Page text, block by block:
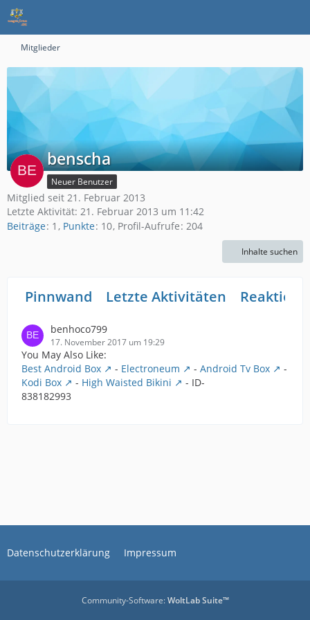
Mitglieder
benscha
Neuer Benutzer
Mitglied seit 21. Februar 2013
Letzte Aktivität: 21. Februar 2013 um 11:42
Beiträge 1 Punkte 10 Profil-Aufrufe 204
Inhalte suchen
Pinnwand Letzte Aktivitäten
benhoco799
17. November 2017 um 19:29
You May Also Like:
Best Android Box
- Electroneum - Android Tv Box
-
Kodi Box
- High Waisted Bikini
- ID-
838182993
Datenschutzerklärung Impressum
Community-Software:WoltLab Suite™